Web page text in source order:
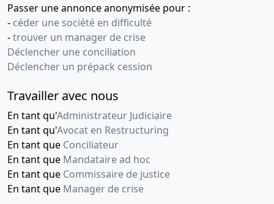
Passer une annonce anonymisée pour :
- céder une société en difficulté
-trouver un manager de crise
Déclencher une conciliation
Déclencher un prépack cession
Travailler avec nous
En tant qu'Administrateur Judiciaire
En tant qu'Avocat en Restructuring
En tant que Conciliateur
En tant que Mandataire ad hoc
En tant que Commissaire de justice
En tant que Manager de crise